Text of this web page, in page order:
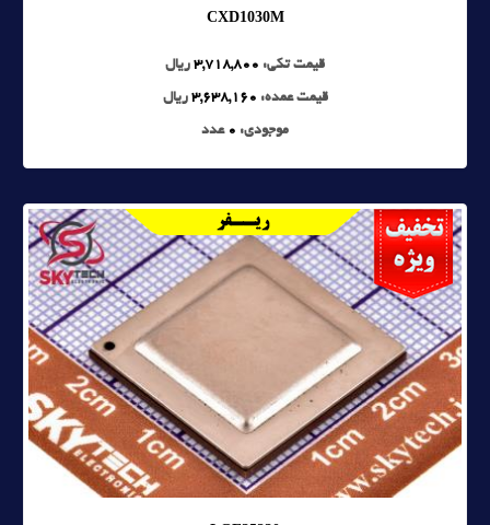
CXD1030M
قیمت تکی: 3,718,800 ریال
قیمت عمده: 3,638,160 ریال
موجودی: 0 عدد